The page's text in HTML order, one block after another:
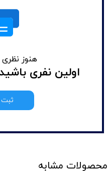
هنوز
اولین نفری
ثبت
محصولات مشابه